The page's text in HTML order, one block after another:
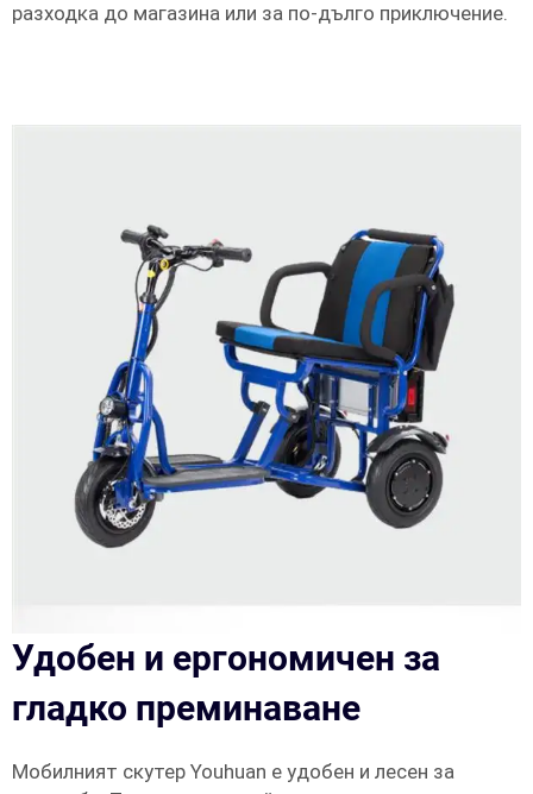
разходка до магазина или за по-дълго приключение.
Удобен и ергономичен за
гладко преминаване
Мобилният скутер Youhuan е удобен и лесен за